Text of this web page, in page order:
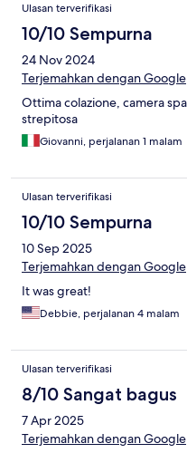
Ulasan terverifikasi
10/10 Sempurna
24 Nov 2024
Terjemahkan dengan Google
Ottima colazione, camera
strepitosa
Giovanni, perjalanan 1 malam
Ulasan terverifikasi
10/10 Sempurna
10 Sep 2025
Terjemahkan dengan Google
It was great!
Debbie, perjalanan 4 malam
Ulasan terverifikasi
8/10 Sangat bagus
7 Apr 2025
Terjemahkan dengan Google